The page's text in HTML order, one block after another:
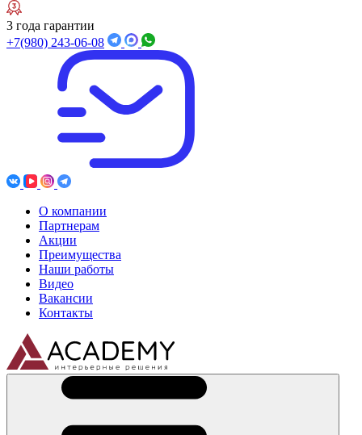
3 года гарантии
+7(980) 243-06-08
О компании
Партнерам
Акции
Преимущества
Наши работы
Видео
Вакансии
Контакты